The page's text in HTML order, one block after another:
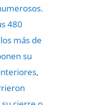
480
más de
su